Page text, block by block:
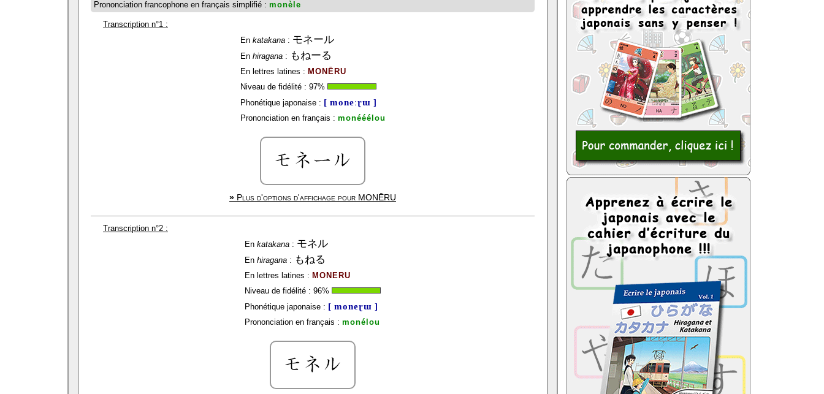
Prononciation francophone en français simplifié : monèle
Transcription n°1 :
En katakana: モネール
En hiragana: もねーる
En lettres latines : MONĒRU
Niveau de fidélité : 97%
Phonétique japonaise : [ moneːɽɯ ]
Prononciation en français : monééélou
» Plus d'options d'affichage pour MONĒRU
Transcription n°2 :
En katakana : モネル
En hiragana : もねる
En lettres latines : MONERU
Niveau de fidélité : 96%
Phonétique japonaise : [ moneɽɯ ]
Prononciation en français : monélou